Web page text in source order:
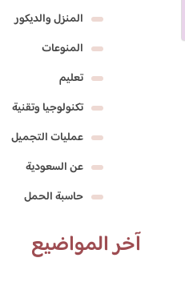
المنزل والديكور
المنوعات
تعليم
تكنولوجيا وتقنية
عمليات التجميل
عن السعودية
حاسبة الحمل
آخر المواضيع